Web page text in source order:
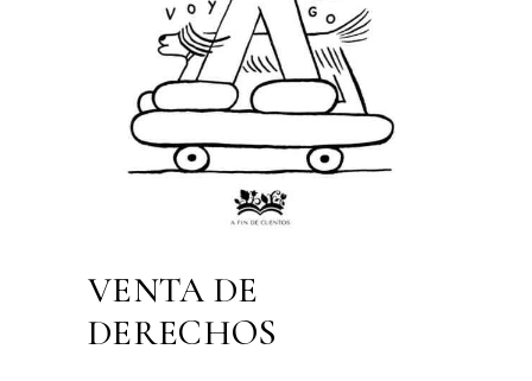
VENTA DE
DERECHOS